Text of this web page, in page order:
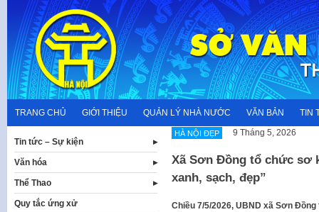
content
TRANG CHỦ GIỚI THIỆU QUẢN LÝ NHÀ NƯỚC VĂN BẢN TIN
HÀ NỘI ĐẸP 9 Tháng 5, 2026
Xã Sơn Đồng tổ chức sơ
xanh, sạch, đẹp”
Chiều 7/5/2026, UBND xã Sơn
Tin tức – Sự kiện
Văn hóa
Thể Thao
Quy tắc ứng xử